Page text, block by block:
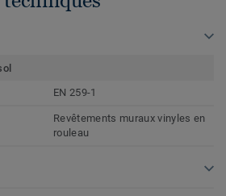
EN 259-1
Revêtements muraux vinyles en
rouleau